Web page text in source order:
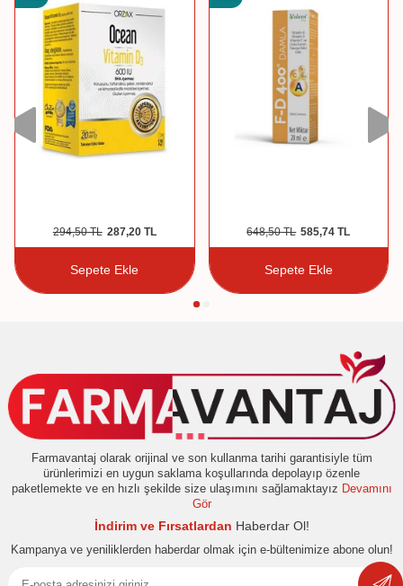
294,50TL 287,20TL
Sepete Ekle
648,50TL 585,74 TL
Sepete Ekle
Farmavantaj olarak orijinal ve son kullanma tarihi garantisiyle tüm
ürünlerimizi en uygun saklama koşullarında depolayıp özenle
paketlemekte ve en hızlı şekilde size ulaşımını sağlamaktayız Devamını
Gör
İndirim ve Fırsatlardan Haberdar Ol!
Kampanya ve yeniliklerden haberdar olmak için e-bültenimize abone olun!